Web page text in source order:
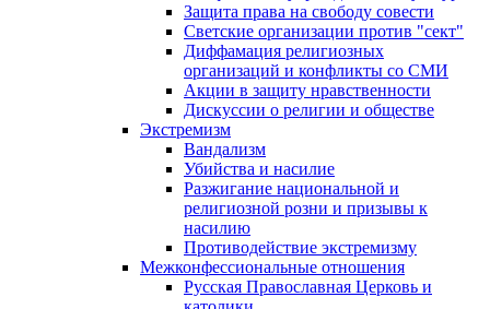
Защита права на свободу совести
Светские организации против "сект"
Диффамация религиозных
организаций и конфликты со СМИ
Акции в защиту нравственности
Дискуссии о религии и обществе
Экстремизм
Вандализм
Убийства и насилие
Разжигание национальной и
религиозной розни и призывы к
насилию
Противодействие экстремизму
Межконфессиональные отношения
Русская Православная Церковь и